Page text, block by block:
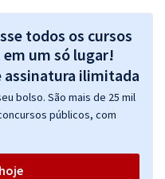
todos os cursos
um só lugar!
bolso. São mais de 25 mil
públicos, com